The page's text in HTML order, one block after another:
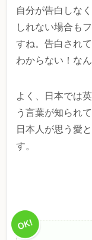
自分が告白しな
しれない場合も
すね。告白され
わからない！な
よく、日本では
う言葉が知られ
日本人が思う愛
す。